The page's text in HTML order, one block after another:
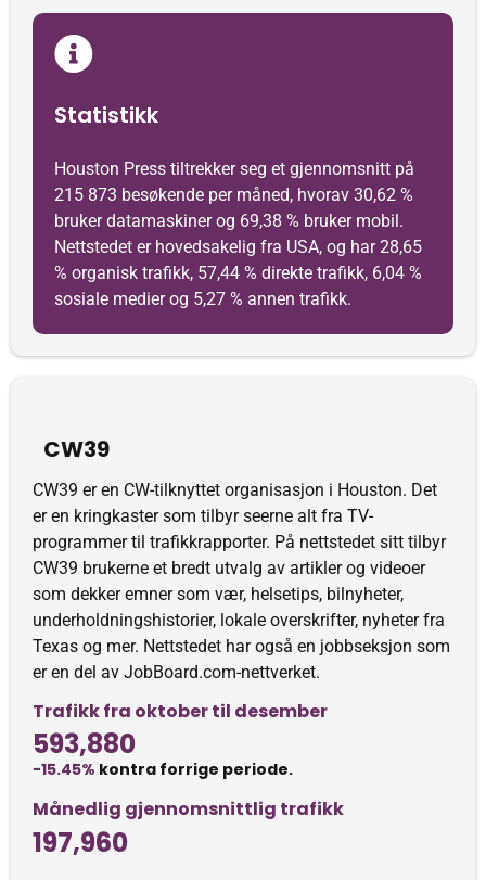
Statistikk
Houston Press tiltrekker seg et gjennomsnitt på
215 873 besøkende per måned, hvorav 30,62 %
bruker datamaskiner og 69,38 % bruker mobil.
Nettstedet er hovedsakelig fra USA, og har 28,65
% organisk trafikk, 57,44 % direkte trafikk, 6,04 %
sosiale medier og 5,27 % annen trafikk.
CW39
CW39 er en CW-tilknyttet organisasjon i Houston. Det
er en kringkaster som tilbyr seerne alt fra TV-
programmer til trafikkrapporter. På nettstedet sitt tilbyr
CW39 brukerne et bredt utvalg av artikler og videoer
som dekker emner som vær, helsetips, bilnyheter,
underholdningshistorier, lokale overskrifter, nyheter fra
Texas og mer. Nettstedet har også en jobbseksjon som
er en del av JobBoard.com-nettverket.
Trafikk fra oktober til desember
593,880
-15.45% kontra forrige periode.
Månedlig gjennomsnittlig trafikk
197,960